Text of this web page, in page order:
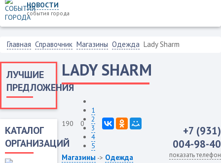
НОВОСТИ
события города
Главная Справочник Магазины Одежда Lady Sharm
ЛУЧШИЕ
ПРЕДЛОЖЕНИЯ
КАТАЛОГ
ОРГАНИЗАЦИЙ
LADY SHARM
190 0
1
2
3
4
5
Магазины -> Одежда
+7 (931)
004-98-40
показать телефон